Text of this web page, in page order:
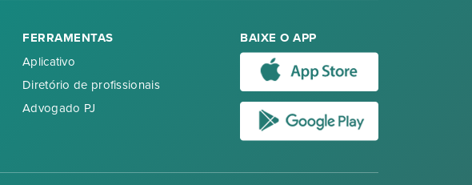
FERRAMENTAS
Aplicativo
Diretório de profissionais
Advogado PJ
BAIXE O APP